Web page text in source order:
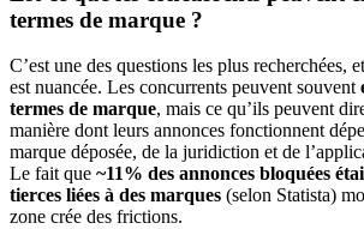
termes de marque ?
C’est une des questions les plus recherchées,
est nuancée. Les concurrents peuvent souvent
termes de marque, mais ce qu’ils peuvent
manière dont leurs annonces fonctionnent
marque déposée, de la juridiction et de
Le fait que ~11% des annonces bloquées
tierces liées à des marques (selon Statista)
zone crée des frictions.